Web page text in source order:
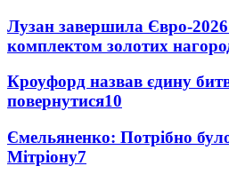
Лузан завершила Євро-
комплектом золотих
Кроуфорд назвав єдину
повернутися10
Ємельяненко: Потрібно
Мітріону7